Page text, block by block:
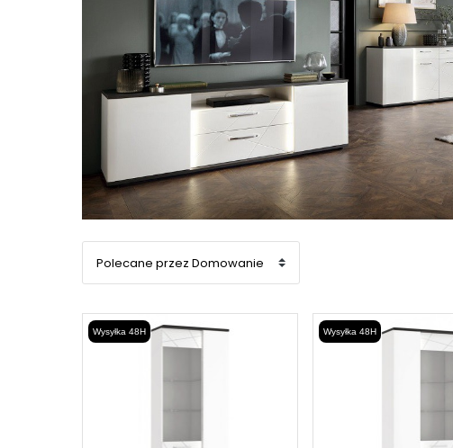
Wysyłka 48H Wysyłka 48H